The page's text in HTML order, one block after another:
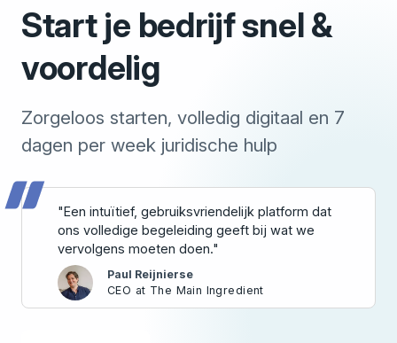
Start je bedrijf snel &
voordelig
Zorgeloos starten, volledig digitaal en 7
dagen per week juridische hulp
"Een intuïtief, gebruiksvriendelijk platform dat
ons volledige begeleiding geeft bij wat we
vervolgens moeten doen."
Paul Reijnierse
CEO at The Main Ingredient